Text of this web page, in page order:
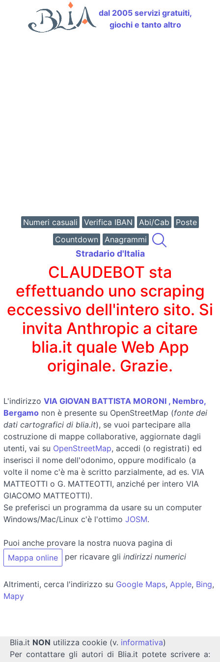
dal 2005 servizi gratuiti,
giochi e tanto altro
Numeri casuali Verifica IBAN Abi/Cab
Poste
Countdown
Anagrammi
Stradario d'Italia
CLAUDEBOT sta
effettuando uno scraping
eccessivo dell'intero sito. Si
invita Anthropic a citare
blia.it quale Web App
originale. Grazie.
L'indirizzo VIA GIOVAN BATTISTA MORONI , Nembro,
Bergamo non è presente su OpenStreetMap (fonte dei
dati cartografici di blia.it), se vuoi partecipare alla
costruzione di mappe collaborative, aggiornate dagli
utenti, vai su OpenStreetMap, accedi (o registrati) ed
inserisci il nome dell'odonimo, oppure modificalo (a
volte il nome c'è ma è scritto parzialmente, ad es. VIA
MATTEOTTI o G. MATTEOTTI, anziché per intero VIA
GIACOMO MATTEOTTI).
Se preferisci un programma da usare su un computer
Windows/Mac/Linux c'è l'ottimo JOSM.
Puoi anche provare la nostra nuova pagina di
Mappa online
per ricavare gli indirizzi numerici
Altrimenti, cerca l'indirizzo su Google Maps, Apple, Bing,
Mapy
Blia.it NON utilizza cookie (v. informativa)
Per contattare gli autori di Blia.it potete scrivere a: